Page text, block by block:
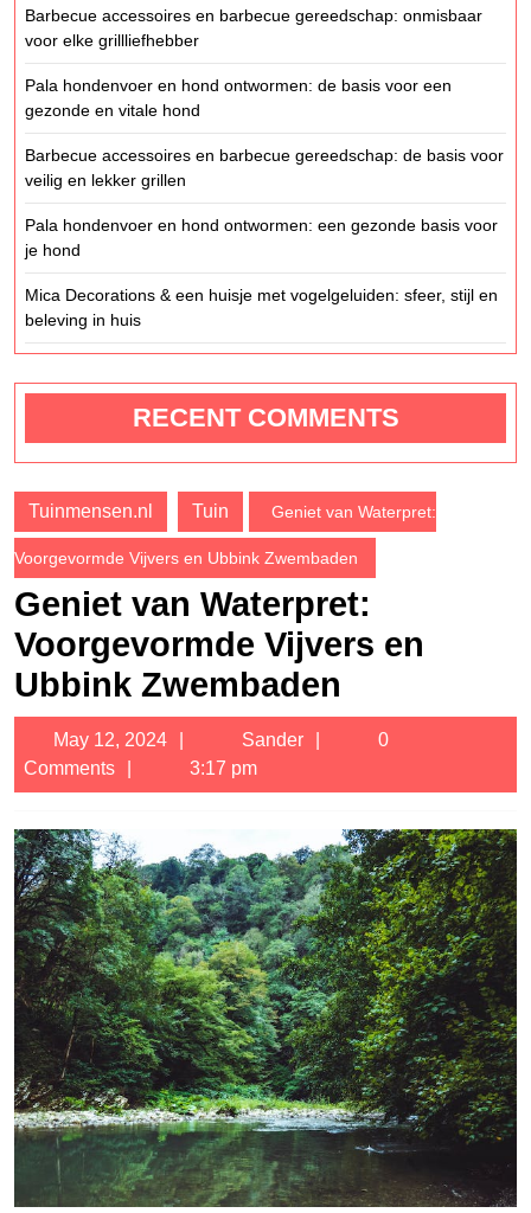
Barbecue accessoires en barbecue gereedschap: onmisbaar
voor elke grillliefhebber
Pala hondenvoer en hond ontwormen: de basis voor een
gezonde en vitale hond
Barbecue accessoires en barbecue gereedschap: de basis voor
veilig en lekker grillen
Pala hondenvoer en hond ontwormen: een gezonde basis voor
je hond
Mica Decorations & een huisje met vogelgeluiden: sfeer, stijl en
beleving in huis
RECENT COMMENTS
Tuinmensen.nl Tuin Geniet van Waterpret:
Voorgevormde Vijvers en Ubbink Zwembaden
Geniet van Waterpret:
Voorgevormde Vijvers en
Ubbink Zwembaden
May 12, 2024
12,
2024
Sander Sander
0
Comments
3:17 pm